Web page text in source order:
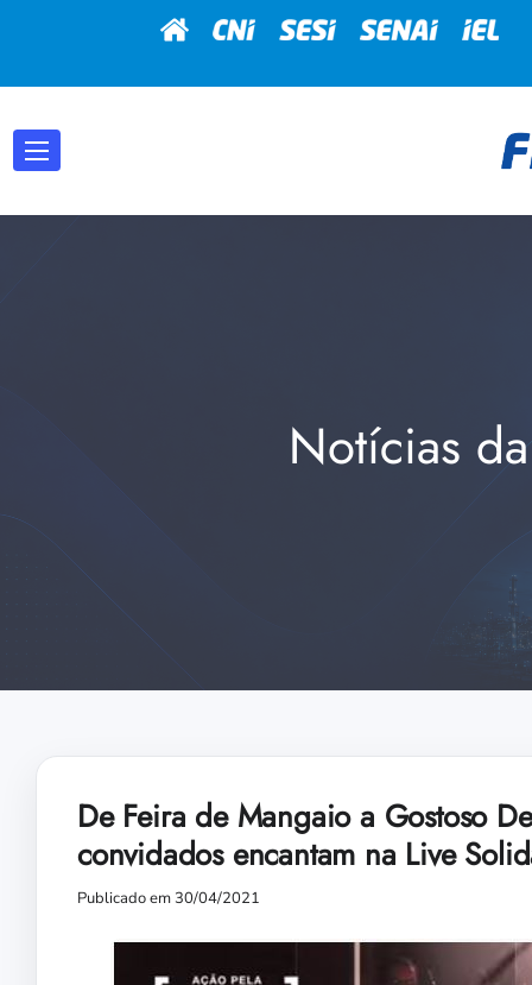
Notícias
De Feira de Mangaio a Gostoso
convidados encantam na Live
Publicado em 30/04/2021